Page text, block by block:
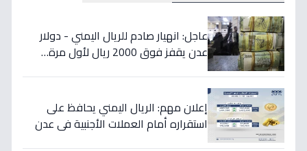
عاجل: انهيار صادم للريال اليمني - دولار
عدن يقفز فوق 2000 ريال لأول مرة…
إعلان مهم: الريال اليمني يحافظ على
استقراره أمام العملات الأجنبية في عدن